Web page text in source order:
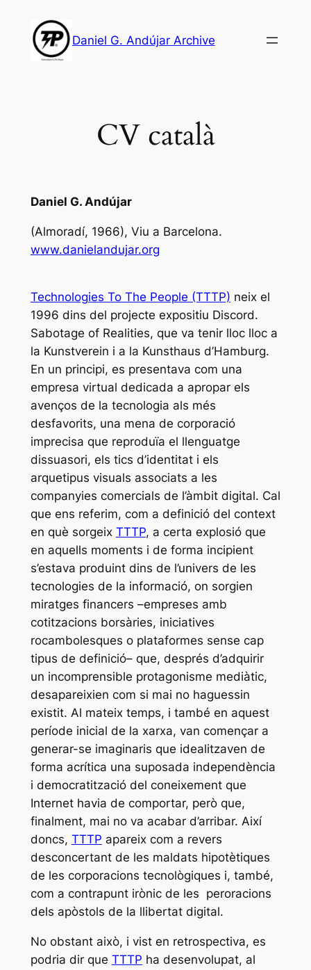
content
Daniel G. Andújar Archive
CV català
Daniel G. Andújar
(Almoradí, 1966), Viu a Barcelona.
www.danielandujar.org
Technologies To The People (TTTP) neix el
1996 dins del projecte expositiu Discord.
Sabotage of Realities, que va tenir lloc lloc a
la Kunstverein i a la Kunsthaus d’Hamburg.
En un principi, es presentava com una
empresa virtual dedicada a apropar els
avenços de la tecnologia als més
desfavorits, una mena de corporació
imprecisa que reproduïa el llenguatge
dissuasori, els tics d’identitat i els
arquetipus visuals associats a les
companyies comercials de l’àmbit digital. Cal
que ens referim, com a definició del context
en què sorgeix TTTP, a certa explosió que
en aquells moments i de forma incipient
s’estava produint dins de l’univers de les
tecnologies de la informació, on sorgien
miratges financers –empreses amb
cotitzacions borsàries, iniciatives
rocambolesques o plataformes sense cap
tipus de definició– que, després d’adquirir
un incomprensible protagonisme mediàtic,
desapareixien com si mai no haguessin
existit. Al mateix temps, i també en aquest
període inicial de la xarxa, van començar a
generar-se imaginaris que idealitzaven de
forma acrítica una suposada independència
i democratització del coneixement que
Internet havia de comportar, però que,
finalment, mai no va acabar d’arribar. Així
doncs, TTTP apareix com a revers
desconcertant de les maldats hipotètiques
de les corporacions tecnològiques i, també,
com a contrapunt irònic de les peroracions
dels apòstols de la llibertat digital.
No obstant això, i vist en retrospectiva, es
podria dir que TTTP ha desenvolupat, al